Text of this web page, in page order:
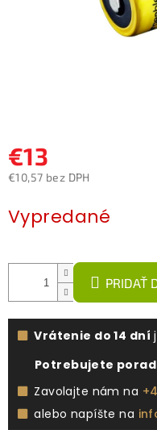
€13
€10,57 bez DPH
cena:
Vypredané
PRIDAŤ
Vrátenie do 14 dní
Potrebujete
Zavolajte nám na
alebo napíšte na